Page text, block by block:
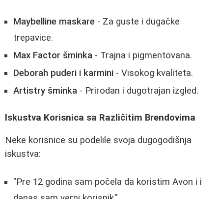
Maybelline maskare - Za guste i dugačke
trepavice.
Max Factor šminka - Trajna i pigmentovana.
Deborah puderi i karmini - Visokog kvaliteta.
Artistry šminka - Prirodan i dugotrajan izgled.
Iskustva Korisnica sa Različitim Brendovima
Neke korisnice su podelile svoja dugogodišnja
iskustva:
"Pre 12 godina sam počela da koristim Avon i i